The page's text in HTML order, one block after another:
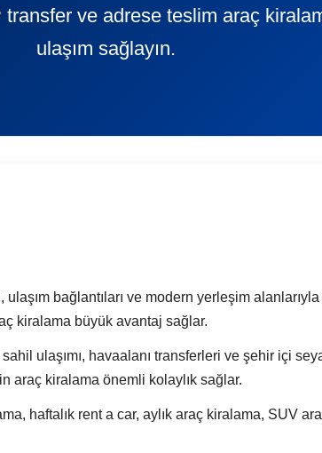
ve adrese teslim araç
ulaşım sağlayın.
ulaşım bağlantıları ve modern yerleşim
kiralama büyük avantaj sağlar.
ulaşımı, havaalanı transferleri ve şehir içi
araç kiralama önemli kolaylık sağlar.
haftalık rent a car, aylık araç kiralama, SUV